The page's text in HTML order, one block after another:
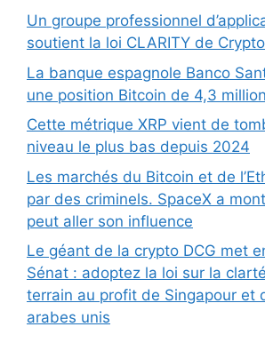
Un groupe professionnel
soutient la loi CLARITY de Crypto
La banque espagnole Banco
une position Bitcoin de 4,3
Cette métrique XRP vient de
niveau le plus bas depuis 2024
Les marchés du Bitcoin et de
par des criminels. SpaceX a
peut aller son influence
Le géant de la crypto DCG met
Sénat : adoptez la loi sur la
terrain au profit de Singapour et
arabes unis